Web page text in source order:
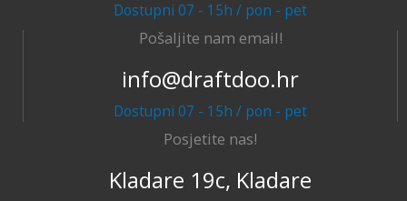
Dostupni 07 - 15h / pon - pet
Pošaljite nam email!
info@draftdoo.hr
Dostupni 07 - 15h / pon - pet
Posjetite nas!
Kladare 19c, Kladare